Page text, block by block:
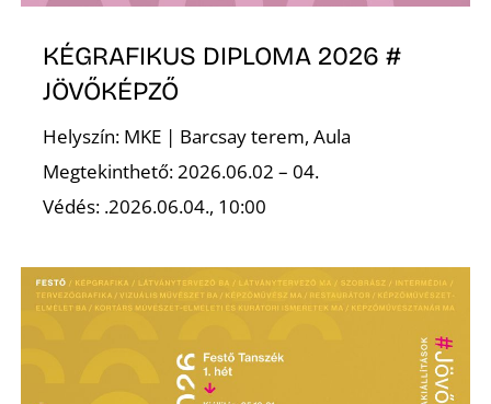
KÉGRAFIKUS DIPLOMA 2026 #
JÖVŐKÉPZŐ
Helyszín: MKE | Barcsay terem, Aula
Megtekinthető: 2026.06.02 – 04.
Védés: .2026.06.04., 10:00